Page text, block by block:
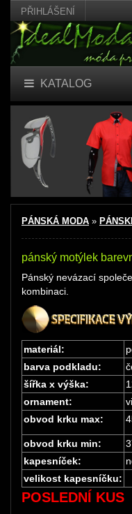
PŘIHLÁŠENÍ
KATALOG
PÁNSKÁ MODA »
pánský motýlek
Pánský nevázací
kombinaci.
materiál:
barva podkladu:
šířka x výška:
ornament:
obvod krku max:
obvod krku min:
kapesníček:
velikost kapesníčku:
POSLEDNÍ KUS